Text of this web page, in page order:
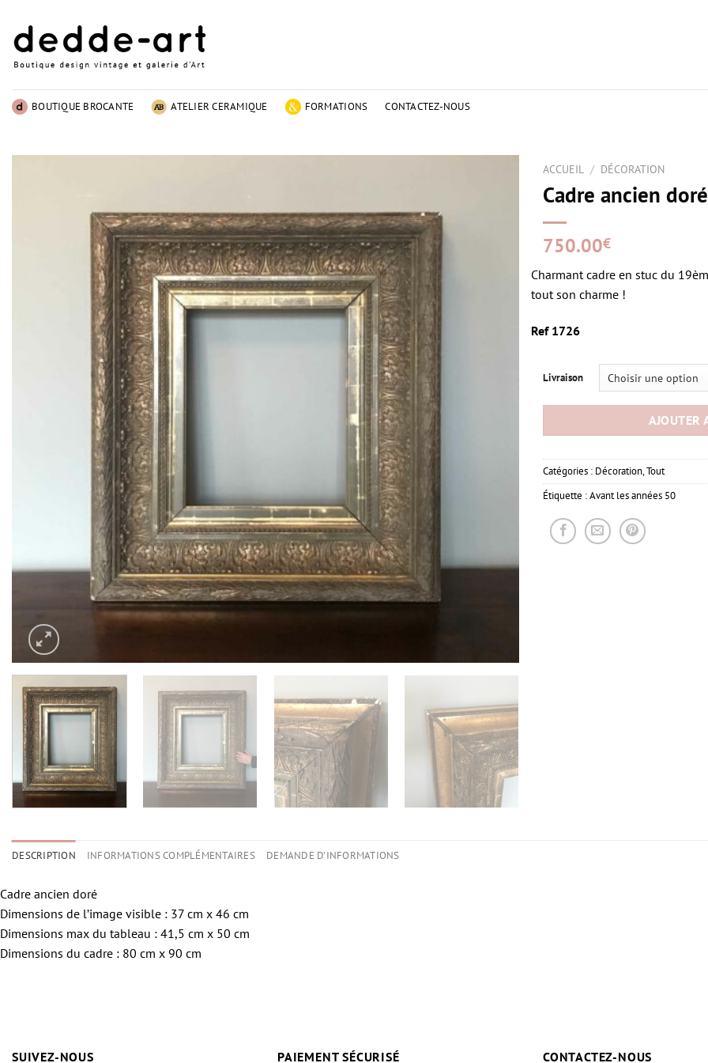
contenu
BOUTIQUE BROCANTE ATELIER CERAMIQUE FORMATIONS CONTACTEZ-NOUS
ACCUEIL / DÉCORATION
Cadre ancien doré
750.00€
Charmant cadre en stuc du
tout son charme !
Ref 1726
Livraison
AJOUTER
Catégories : Décoration,Tout
Étiquette :Avant les années 50
DESCRIPTION INFORMATIONS COMPLÉMENTAIRES DEMANDE D'INFORMATIONS
Cadre ancien doré
Dimensions de l’image visible : 37 cm x 46 cm
Dimensions max du tableau : 41,5 cm x 50 cm
Dimensions du cadre : 80 cm x 90 cm
SUIVEZ-NOUS PAIEMENT SÉCURISÉ CONTACTEZ-NOUS